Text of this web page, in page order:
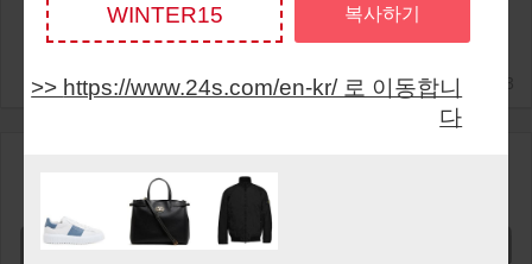
2025/11/3
Show Code
WINTER15 복사하기
https://www.24s.com/en-kr/ 로 이동합니
다